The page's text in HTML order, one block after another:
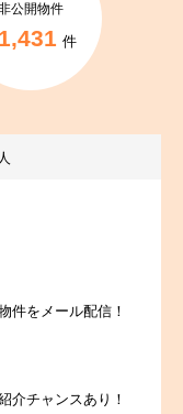
公開物件
件
人
件をメール配信！
介チャンスあり！